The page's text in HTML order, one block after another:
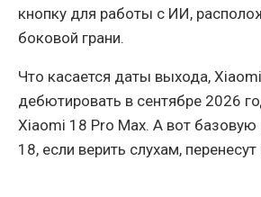
кнопку для работы с ИИ,
боковой грани.
Что касается даты выхода,
дебютировать в сентябре 2026
Xiaomi 18 Pro Max. А вот
18, если верить слухам,